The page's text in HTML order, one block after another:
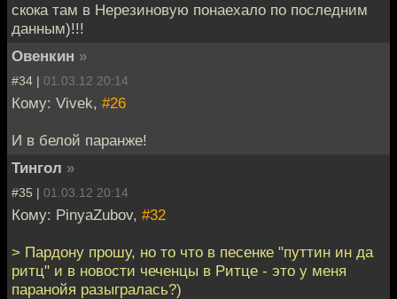
скока там в Нерезиновую понаехало по последним
данным)!!!
Овенкин »
#34 | 01.03.12 20:14
Кому: Vivek, #26
И в белой паранже!
Тингол »
#35 | 01.03.12 20:14
Кому: PinyaZubov, #32
> Пардону прошу, но то что в песенке "путтин ин да
ритц" и в новости чеченцы в Ритце - это у меня
паранойя разыгралась?)